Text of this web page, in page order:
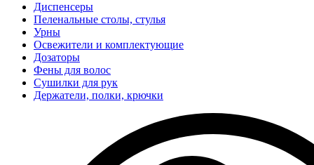
Диспенсеры
Пеленальные столы, стулья
Урны
Освежители и комплектующие
Дозаторы
Фены для волос
Сушилки для рук
Держатели, полки, крючки